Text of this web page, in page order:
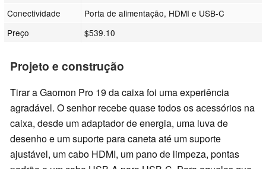
Conectividade
Porta de alimentação, HDMI e USB-C
Preço
$539.10
Projeto e construção
Tirar a Gaomon Pro 19 da caixa foi uma experiência
agradável. O senhor recebe quase todos os acessórios na
caixa, desde um adaptador de energia, uma luva de
desenho e um suporte para caneta até um suporte
ajustável, um cabo HDMI, um pano de limpeza, pontas